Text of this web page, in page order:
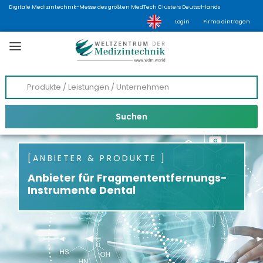
Digitale Medizintechnik-Messe des größten MedTech Clusters Deutschlands
Login Firma eintragen
ANBIETER & PRODUKTE
Anbieter für Fragmententfernungs-
Instrumente Dental